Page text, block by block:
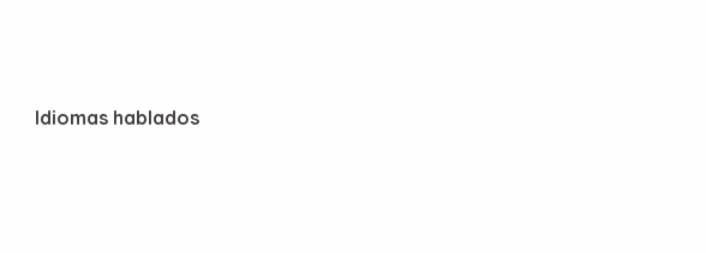
Idiomas hablados
Idiomas hablados